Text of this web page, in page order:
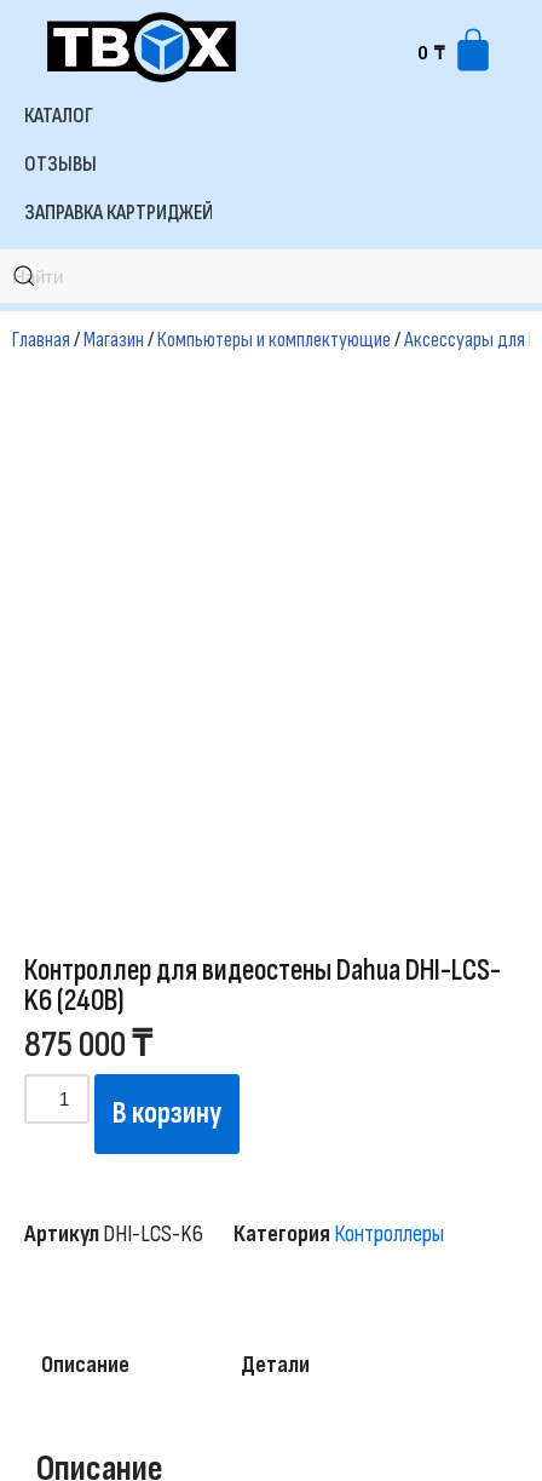
Перейти
содержимому
0 ₸
КАТАЛОГ
ОТЗЫВЫ
ЗАПРАВКА КАРТРИДЖЕЙ
Главная/Магазин/Компьютеры и комплектующие/Аксессуары для
Контроллер для видеостены Dahua DHI-LCS-
K6 (240В)
875 000₸
В корзину
АртикулDHI-LCS-K6 Категория Контроллеры
Описание Детали
Описание